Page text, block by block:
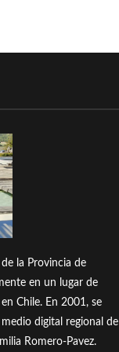
la Provincia de
en un lugar de
Chile. En 2001, se
digital regional de
Romero-Pavez.